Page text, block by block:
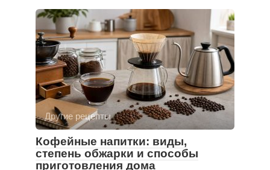
Другие рецепты
Кофейные напитки: виды,
степень обжарки и способы
приготовления дома